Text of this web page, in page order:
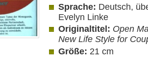
Sprache: Deutsch,
Evelyn Linke
Originaltitel: Open
New Life Style for
Größe: 21 cm